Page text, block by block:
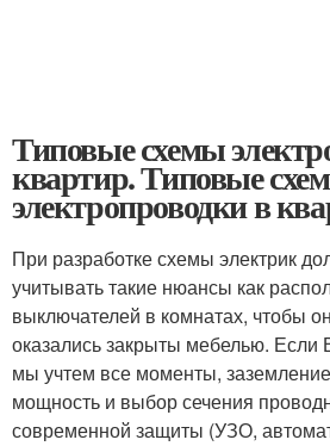
Типовые схемы
квартир. Типовые
электропроводки в
При разработке схемы электрик
учитывать такие нюансы как
выключателей в комнатах, чтобы
оказались закрыты мебелью. Если
мы учтем все моменты,
мощность и выбор сечения
современной защиты (УЗО,